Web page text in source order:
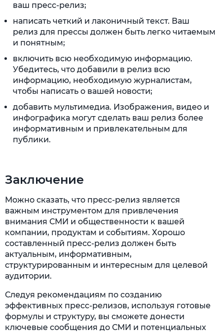
ваш пресс-релиз;
написать четкий и лаконичный текст. Ваш
релиз для прессы должен быть легко читаемым
и понятным;
включить всю необходимую информацию.
Убедитесь, что добавили в релиз всю
информацию, необходимую журналистам,
чтобы написать о вашей новости;
добавить мультимедиа. Изображения, видео и
инфографика могут сделать ваш релиз более
информативным и привлекательным для
публики.
Заключение
Можно сказать, что пресс-релиз является
важным инструментом для привлечения
внимания СМИ и общественности к вашей
компании, продуктам и событиям. Хорошо
составленный пресс-релиз должен быть
актуальным, информативным,
структурированным и интересным для целевой
аудитории.
Следуя рекомендациям по созданию
эффективных пресс-релизов, используя готовые
формулы и структуру, вы сможете донести
ключевые сообщения до СМИ и потенциальных